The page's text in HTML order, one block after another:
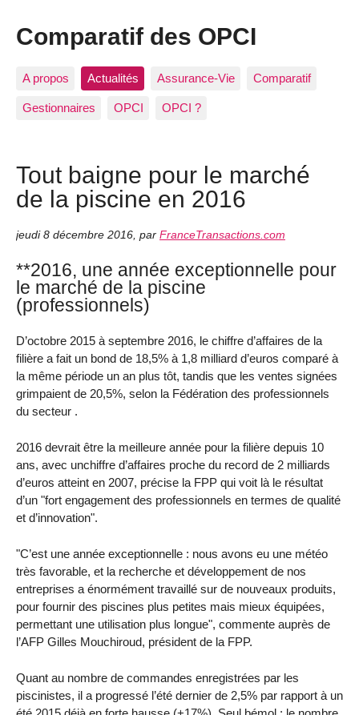
Comparatif des OPCI
A propos Actualités Assurance-Vie Comparatif
Gestionnaires OPCI OPCI ?
Tout baigne pour le marché
de la piscine en 2016
jeudi 8 décembre 2016 par FranceTransactions.com
**2016, une année exceptionnelle pour
le marché de la piscine
(professionnels)
D’octobre 2015 à septembre 2016, le chiffre d’affaires de la
filière a fait un bond de 18,5% à 1,8 milliard d’euros comparé à
la même période un an plus tôt, tandis que les ventes signées
grimpaient de 20,5%, selon la Fédération des professionnels
du secteur .
2016 devrait être la meilleure année pour la filière depuis 10
ans, avec unchiffre d’affaires proche du record de 2 milliards
d’euros atteint en 2007, précise la FPP qui voit là le résultat
d’un "fort engagement des professionnels en termes de qualité
et d’innovation".
"C’est une année exceptionnelle : nous avons eu une météo
très favorable, et la recherche et développement de nos
entreprises a énormément travaillé sur de nouveaux produits,
pour fournir des piscines plus petites mais mieux équipées,
permettant une utilisation plus longue", commente auprès de
l’AFP Gilles Mouchiroud, président de la FPP.
Quant au nombre de commandes enregistrées par les
piscinistes, il a progressé l’été dernier de 2,5% par rapport à un